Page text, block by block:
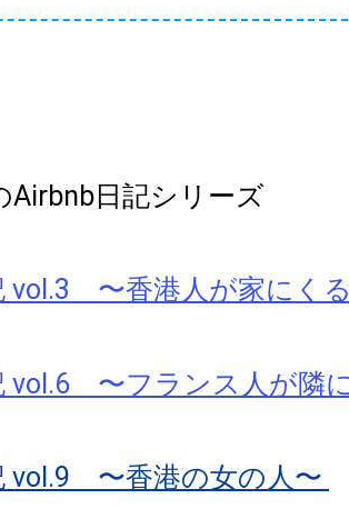
Airbnb日記シリーズ
vol.3 〜香港人が家にく
vol.6 〜フランス人が隣
vol.9 〜香港の女の人〜